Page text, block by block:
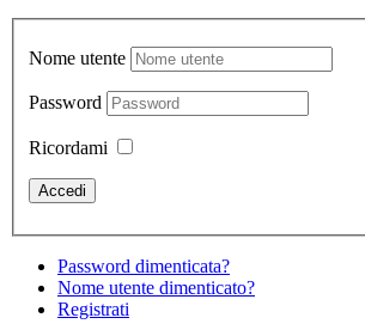
Nome utente
Password
Ricordami
Password dimenticata?
Nome utente dimenticato?
Registrati